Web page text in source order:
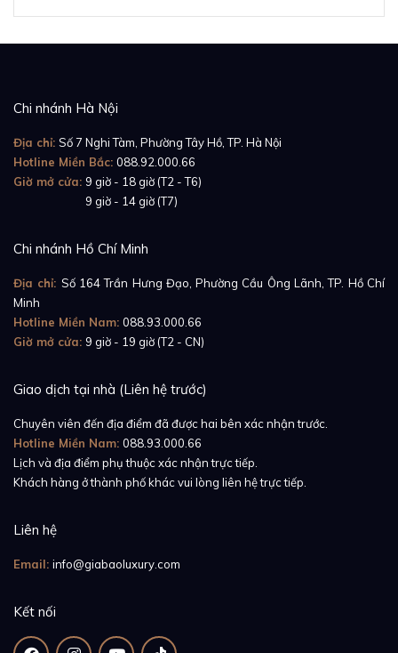
Chi nhánh Hà Nội
Địa chỉ: Số 7 Nghi Tàm, Phường Tây Hồ, TP. Hà Nội
Hotline Miền Bắc: 088.92.000.66
Giờ mở cửa: 9 giờ - 18 giờ (T2 - T6)
9 giờ - 14 giờ (T7)
Chi nhánh Hồ Chí Minh
Địa chỉ: Số 164 Trần Hưng Đạo, Phường Cầu Ông Lãnh, TP. Hồ Chí
Minh
Hotline Miền Nam: 088.93.000.66
Giờ mở cửa: 9 giờ - 19 giờ (T2 - CN)
Giao dịch tại nhà (Liên hệ trước)
Chuyên viên đến địa điểm đã được hai bên xác nhận trước.
Hotline Miền Nam: 088.93.000.66
Lịch và địa điểm phụ thuộc xác nhận trực tiếp.
Khách hàng ở thành phố khác vui lòng liên hệ trực tiếp.
Liên hệ
Email: info@giabaoluxury.com
Kết nối